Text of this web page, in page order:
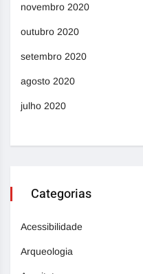
novembro 2020
outubro 2020
setembro 2020
agosto 2020
julho 2020
Categorias
Acessibilidade
Arqueologia